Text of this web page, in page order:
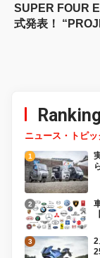
SUPER FOUR
式発表！
Ranking
ニュース・トピッ
2